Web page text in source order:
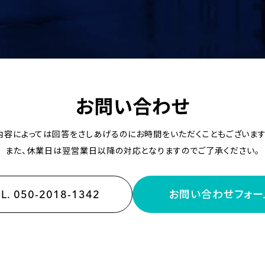
お問い合わせ
容によっては回答をさしあげるのにお時間をいただくこともございます
また、休業日は翌営業日以降の対応となりますのでご了承ください。
050-2018-1342 お問い合わせフォ